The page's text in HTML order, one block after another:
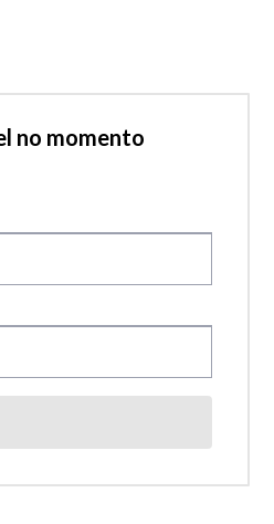
no momento